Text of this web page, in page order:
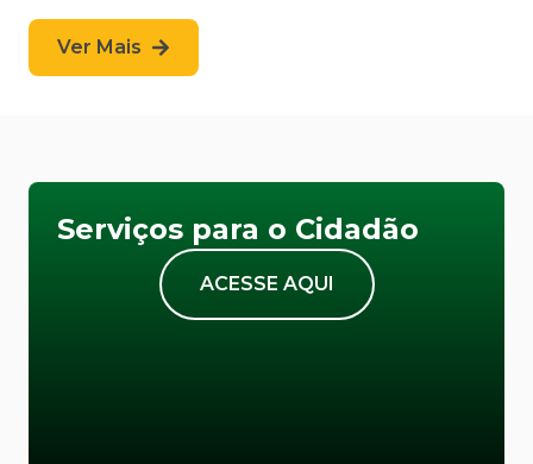
Ver Mais
Serviços para o Cidadão
ACESSE AQUI